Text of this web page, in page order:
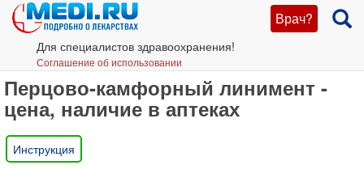
Врач?
Для специалистов здравоохранения!
Соглашение об использовании
Перцово-камфорный линимент -
цена, наличие в аптеках
Инструкция